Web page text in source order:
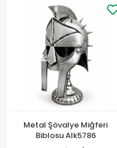
Metal Şövalye Miğferi
Biblosu Alk5786